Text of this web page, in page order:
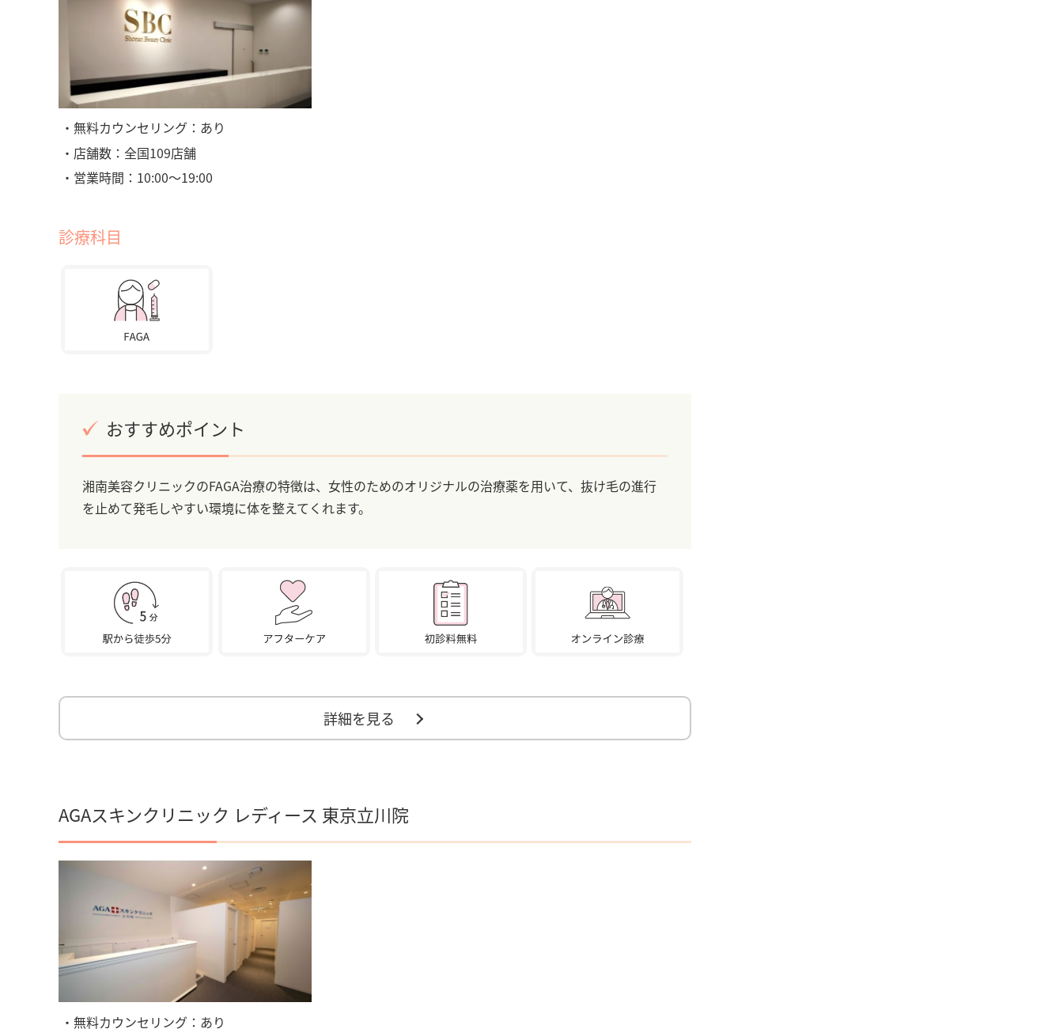
・無料カウンセリング：あり
・店舗数：全国109店舗
・営業時間：10:00〜19:00
診療科目
おすすめポイント
湘南美容クリニックのFAGA治療の特徴は、女性のためのオリジナルの治療薬を用いて、抜け毛の進行
を止めて発毛しやすい環境に体を整えてくれます。
詳細を見る
AGAスキンクリニック レディース 東京立川院
・無料カウンセリング：あり